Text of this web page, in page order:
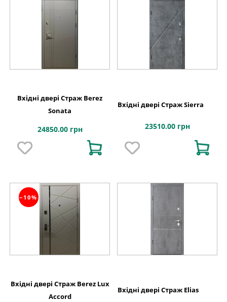
Вхідні двері Страж Berez
Sonata
24850.00 грн
Вхідні двері Страж Sierra
23510.00 грн
−10%
Вхідні двері Страж Berez Lux
Accord
Вхідні двері Страж Elias